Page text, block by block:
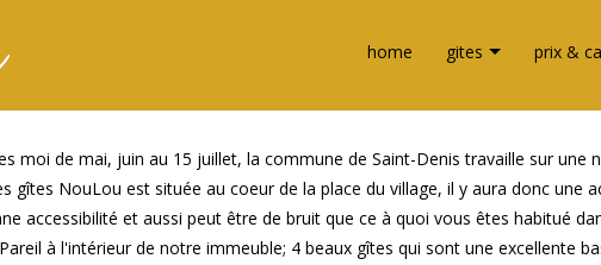
home gites prix &
moi de mai, juin au 15 juillet, la commune de Saint-Denis travaille sur
gîtes NouLou est située au coeur de la place du village, il y aura donc une
accessibilité et aussi peut être de bruit que ce à quoi vous êtes habitué
Pareil à l'intérieur de notre immeuble; 4 beaux gîtes qui sont une excellente